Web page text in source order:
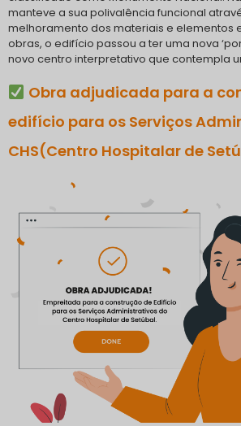
manteve a sua polivalência funcional
melhoramento dos materiais e elementos
obras, o edifício passou a ter uma nova
novo centro interpretativo que contempla
Obra adjudicada para a
edifício para os Serviços
CHS(Centro Hospitalar de